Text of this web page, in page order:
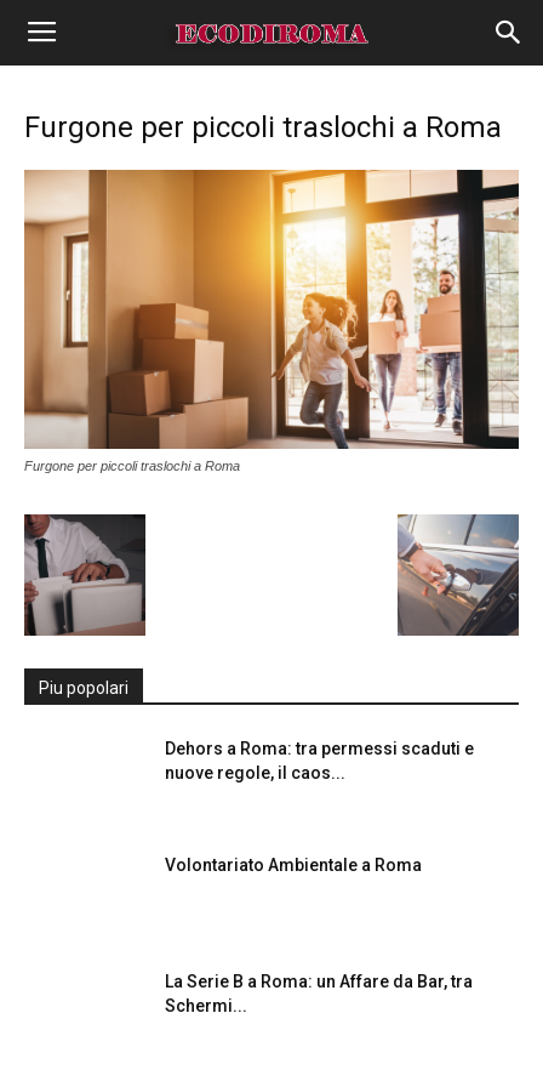
Furgone per piccoli traslochi a Roma
Furgone per piccoli traslochi a Roma
Piu popolari
Dehors a Roma: tra permessi scaduti e
nuove regole, il caos...
Volontariato Ambientale a Roma
La Serie B a Roma: un Affare da Bar, tra
Schermi...